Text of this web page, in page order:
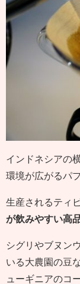
インドネシアの
環境が広がるパ
生産されるティ
が飲みやすい高
シグリやブヌン
いる大農園の豆
ューギニアのコ